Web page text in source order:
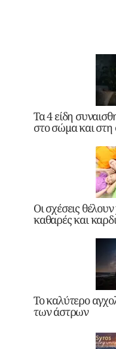
Τα 4 είδη
στο σώμα και στη
Οι σχέσεις
καθαρές και
Το καλύτερο
των άστρων